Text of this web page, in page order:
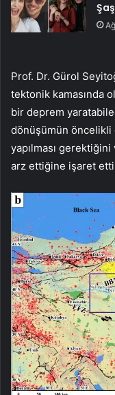
Prof. Dr. Gürol
tektonik kamasında
bir deprem
dönüşümün öncelikli
yapılması
arz ettiğine işaret